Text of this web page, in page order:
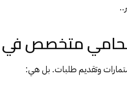
محامي متخصص في
وتقديم طلبات. بل هي: